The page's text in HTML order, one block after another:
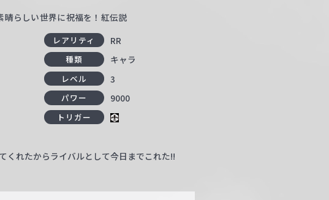
らしい世界に祝福を！紅伝説
レアリティ RR
種類 キャラ
レベル 3
パワー 9000
トリガー
くれたからライバルとして今日までこれた!!